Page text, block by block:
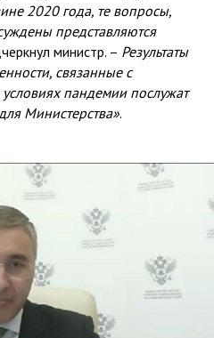
2020 года, те вопросы,
представляются
министр. – Результаты
связанные с
пандемии послужат
Министерства».